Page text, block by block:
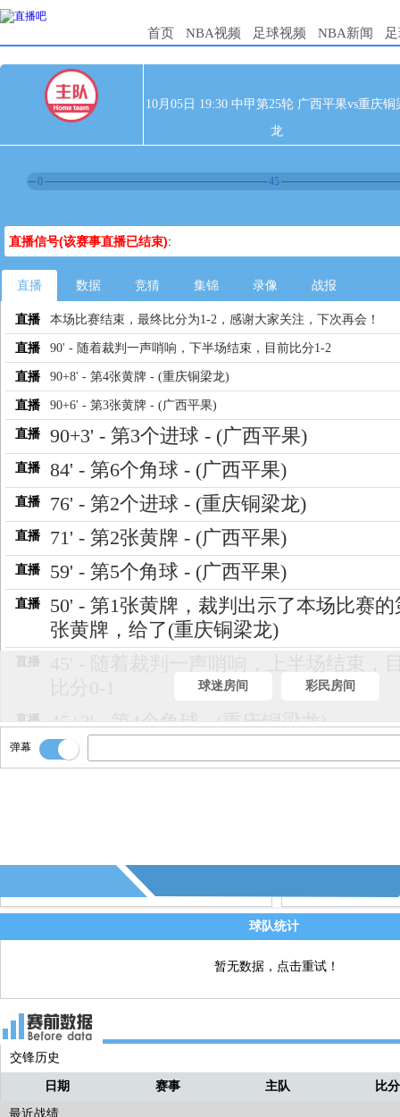
首页 NBA视频 足球视频 NBA新闻
10月05日 19:30 中甲第25轮 广西平果vs重庆铜
龙
0 45
直播信号(该赛事直播已结束):
直播 数据 竞猜 集锦 录像 战报
直播 本场比赛结束，最终比分为1-2，感谢大家关注，下次再会！
直播 90' - 随着裁判一声哨响，下半场结束，目前比分1-2
直播 90+8' - 第4张黄牌 - (重庆铜梁龙)
直播 90+6' - 第3张黄牌 - (广西平果)
直播 90+3' - 第3个进球 - (广西平果)
直播 84' - 第6个角球 - (广西平果)
直播 76' - 第2个进球 - (重庆铜梁龙)
直播 71' - 第2张黄牌 - (广西平果)
直播 59' - 第5个角球 - (广西平果)
直播
50' - 第1张黄牌，裁判出示了本场比赛的
张黄牌，给了(重庆铜梁龙)
直播
直播 45+2' - 第4个角球 - (重庆铜梁龙)
直播
20' - 第1个进球！球进啦！重庆铜梁龙取
6' - 6分钟，广西平果获得本场第1个角球
球迷房间 彩民房间
弹幕
球队统计
暂无数据，点击重试！
交锋历史
日期 赛事 主队 比分
最近战绩